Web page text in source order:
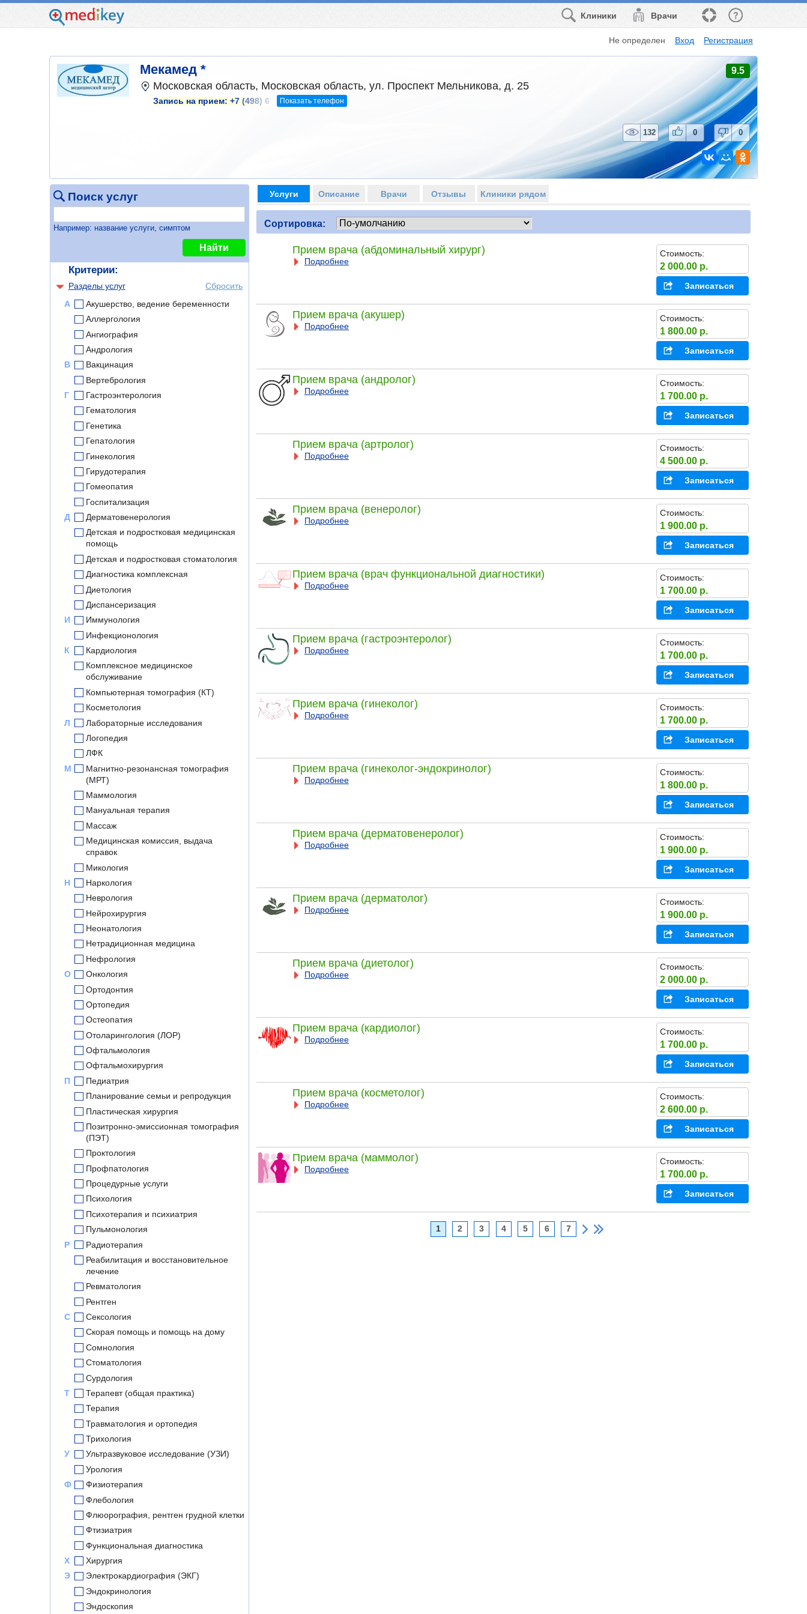
Врачи
Клиники
Не определен Вход Регистрация
Мекамед * 9.5
Московская область, Московская область, ул. Проспект Мельникова, д. 25
Запись на прием: +7 (498) 6 Показать телефон
132 0 0
Поиск услуг
Например: название услуги, симптом
Найти
Критерии:
Разделы услуг
Сбросить
А
Акушерство, ведение беременности
Аллергология
Ангиография
Андрология
В
Вакцинация
Вертебрология
Г
Гастроэнтерология
Гематология
Генетика
Гепатология
Гинекология
Гирудотерапия
Гомеопатия
Госпитализация
Д
Дерматовенерология
Детская и подростковая медицинская
помощь
Детская и подростковая стоматология
Диагностика комплексная
Диетология
Диспансеризация
И
Иммунология
Инфекционология
К
Кардиология
Комплексное медицинское
обслуживание
Компьютерная томография (КТ)
Косметология
Л
Лабораторные исследования
Логопедия
ЛФК
М
Магнитно-резонансная томография
(МРТ)
Маммология
Мануальная терапия
Массаж
Медицинская комиссия, выдача
справок
Микология
Н
Наркология
Неврология
Нейрохирургия
Неонатология
Нетрадиционная медицина
Нефрология
О
Онкология
Ортодонтия
Ортопедия
Остеопатия
Отоларингология (ЛОР)
Офтальмология
Офтальмохирургия
П
Педиатрия
Планирование семьи и репродукция
Пластическая хирургия
Позитронно-эмиссионная томография
(ПЭТ)
Проктология
Профпатология
Процедурные услуги
Психология
Психотерапия и психиатрия
Пульмонология
Р
Радиотерапия
Реабилитация и восстановительное
лечение
Ревматология
Рентген
С
Сексология
Скорая помощь и помощь на дому
Сомнология
Стоматология
Сурдология
Т
Терапевт (общая практика)
Терапия
Травматология и ортопедия
Трихология
У
Ультразвуковое исследование (УЗИ)
Урология
Ф
Физиотерапия
Флебология
Флюорография, рентген грудной клетки
Фтизиатрия
Функциональная диагностика
Х
Хирургия
Э
Электрокардиография (ЭКГ)
Эндокринология
Эндоскопия
Услуги Описание Врачи Отзывы Клиники рядом
Сортировка:
Прием врача (абдоминальный хирург)
Подробнее
Стоимость:
2 000.00 р.
Записаться
Прием врача (акушер)
Подробнее
Стоимость:
1 800.00 р.
Записаться
Прием врача (андролог)
Подробнее
Стоимость:
1 700.00 р.
Записаться
Прием врача (артролог)
Подробнее
Стоимость:
4 500.00 р.
Записаться
Прием врача (венеролог)
Подробнее
Стоимость:
1 900.00 р.
Записаться
Прием врача (врач функциональной диагностики)
Подробнее
Стоимость:
1 700.00 р.
Записаться
Прием врача (гастроэнтеролог)
Подробнее
Стоимость:
1 700.00 р.
Записаться
Прием врача (гинеколог)
Подробнее
Стоимость:
1 700.00 р.
Записаться
Прием врача (гинеколог-эндокринолог)
Подробнее
Стоимость:
1 800.00 р.
Записаться
Прием врача (дерматовенеролог)
Подробнее
Стоимость:
1 900.00 р.
Записаться
Прием врача (дерматолог)
Подробнее
Стоимость:
1 900.00 р.
Записаться
Прием врача (диетолог)
Подробнее
Стоимость:
2 000.00 р.
Записаться
Прием врача (кардиолог)
Подробнее
Стоимость:
1 700.00 р.
Записаться
Прием врача (косметолог)
Подробнее
Стоимость:
2 600.00 р.
Записаться
Прием врача (маммолог)
Подробнее
Стоимость:
1 700.00 р.
Записаться
1 2 3 4 5 6 7